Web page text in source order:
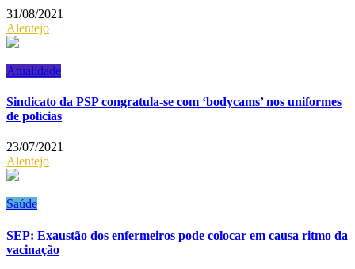
31/08/2021
Alentejo
Atualidade
Sindicato da PSP congratula-se com ‘bodycams’ nos uniformes
de polícias
23/07/2021
Alentejo
Saúde
SEP: Exaustão dos enfermeiros pode colocar em causa ritmo da
vacinação